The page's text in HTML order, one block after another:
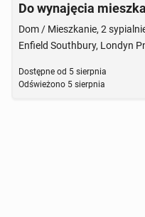
Do wynajęcia
Dom / Mieszkanie, 2
Enfield Southbury, Londyn
Dostępne od 5 sierpnia
Odświeżono 5 sierpnia